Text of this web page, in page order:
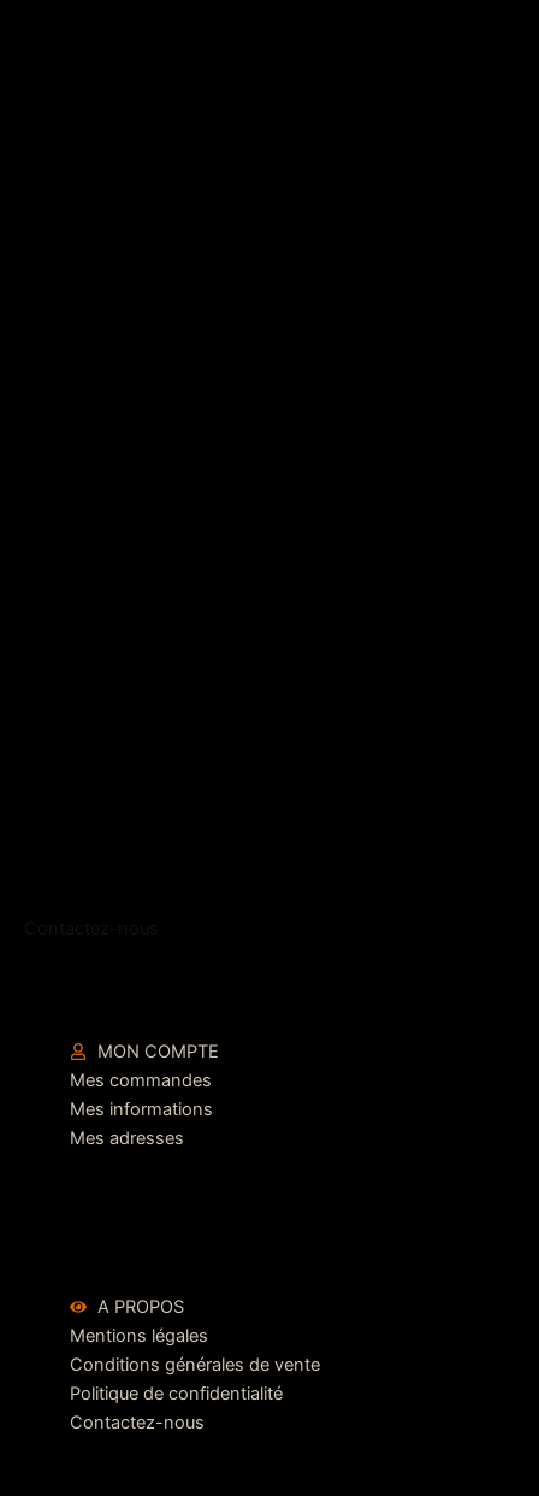
MON COMPTE
Mes commandes
Mes informations
Mes adresses
A PROPOS
Mentions légales
Conditions générales de vente
Politique de confidentialité
Contactez-nous